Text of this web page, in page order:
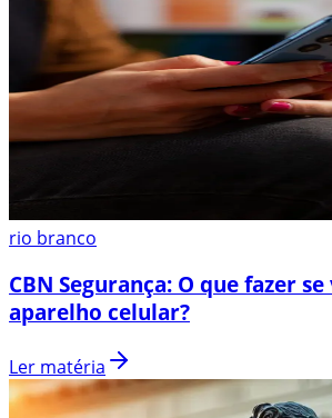
rio branco
CBN Segurança: O que fazer
aparelho celular?
Ler matéria